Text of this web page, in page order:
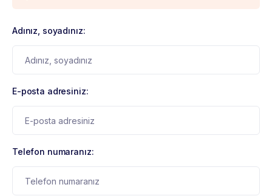
Adınız, soyadınız:
E-posta adresiniz:
Telefon numaranız: